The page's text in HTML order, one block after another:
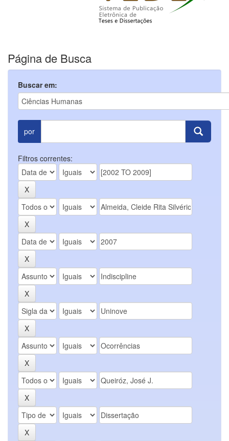
Página de Busca
Buscar em:
por
Filtros correntes: